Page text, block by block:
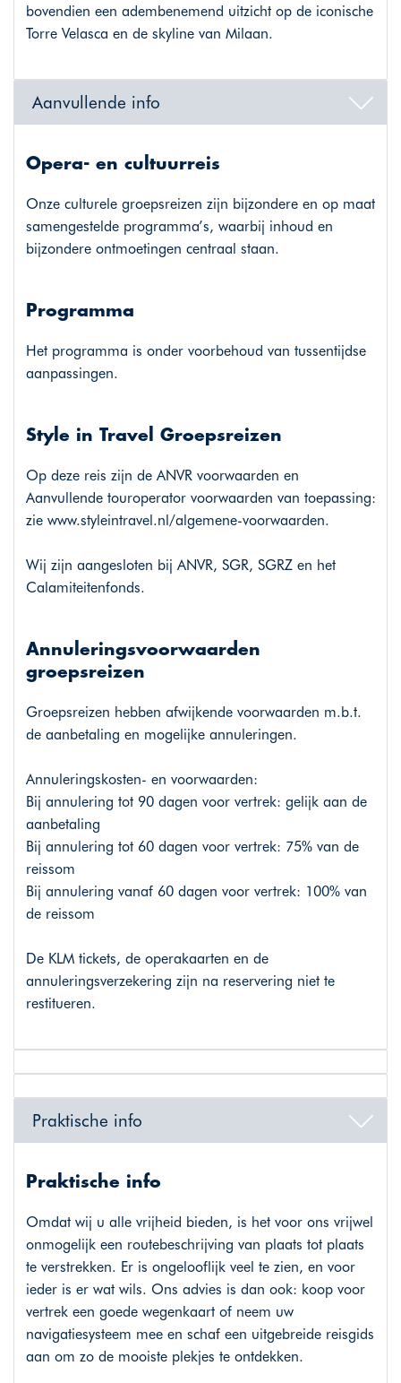
bovendien een adembenemend uitzicht op de iconische
Torre Velasca en de skyline van Milaan.
Aanvullende info
Opera- en cultuurreis
Onze culturele groepsreizen zijn bijzondere en op maat
samengestelde programma’s, waarbij inhoud en
bijzondere ontmoetingen centraal staan.
Programma
Het programma is onder voorbehoud van tussentijdse
aanpassingen.
Style in Travel Groepsreizen
Op deze reis zijn de ANVR voorwaarden en
Aanvullende touroperator voorwaarden van toepassing:
zie www.styleintravel.nl/algemene-voorwaarden.
Wij zijn aangesloten bij ANVR, SGR, SGRZ en het
Calamiteitenfonds.
Annuleringsvoorwaarden
groepsreizen
Groepsreizen hebben afwijkende voorwaarden m.b.t.
de aanbetaling en mogelijke annuleringen.
Annuleringskosten- en voorwaarden:
Bij annulering tot 90 dagen voor vertrek: gelijk aan de
aanbetaling
Bij annulering tot 60 dagen voor vertrek: 75% van de
reissom
Bij annulering vanaf 60 dagen voor vertrek: 100% van
de reissom
De KLM tickets, de operakaarten en de
annuleringsverzekering zijn na reservering niet te
restitueren.
Praktische info
Praktische info
Omdat wij u alle vrijheid bieden, is het voor ons vrijwel
onmogelijk een routebeschrijving van plaats tot plaats
te verstrekken. Er is ongelooflijk veel te zien, en voor
ieder is er wat wils. Ons advies is dan ook: koop voor
vertrek een goede wegenkaart of neem uw
navigatiesysteem mee en schaf een uitgebreide reisgids
aan om zo de mooiste plekjes te ontdekken.